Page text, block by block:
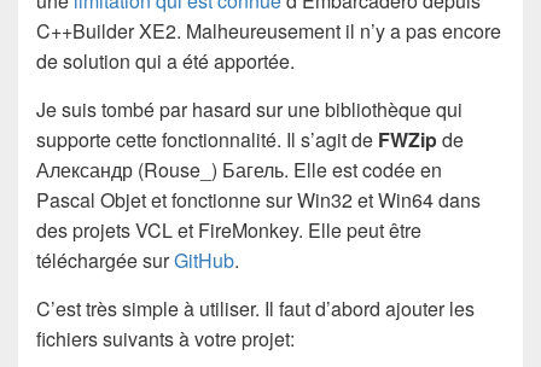
C++Builder XE2. Malheureusement il n’y a pas encore
de solution qui a été apportée.
Je suis tombé par hasard sur une bibliothèque qui
supporte cette fonctionnalité. Il s’agit de FWZipde
Александр (Rouse_) Багель. Elle est codée en
Pascal Objet et fonctionne sur Win32 et Win64 dans
des projets VCL et FireMonkey. Elle peut être
téléchargée surGitHub.
C’est très simple à utiliser. Il faut d’abord ajouter les
fichiers suivants à votre projet: